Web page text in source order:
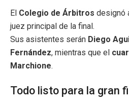
El Colegio de Árbitros designó
juez principal de la final.
Sus asistentes serán Diego
Fernández, mientras que el
Marchione.
Todo listo para la gran